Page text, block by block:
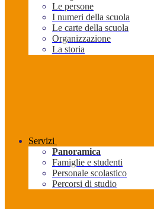
Le persone
I numeri della scuola
Le carte della scuola
Organizzazione
La storia
Servizi
Panoramica
Famiglie e studenti
Personale scolastico
Percorsi di studio